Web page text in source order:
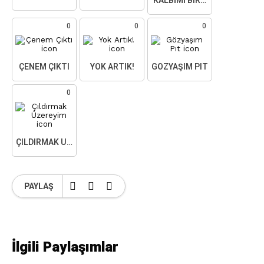
0
ÇENEM ÇIKTI
0
YOK ARTIK!
0
GÖZYAŞIM PIT
0
ÇILDIRMAK ÜZEREYIM
PAYLAŞ
İlgili Paylaşımlar